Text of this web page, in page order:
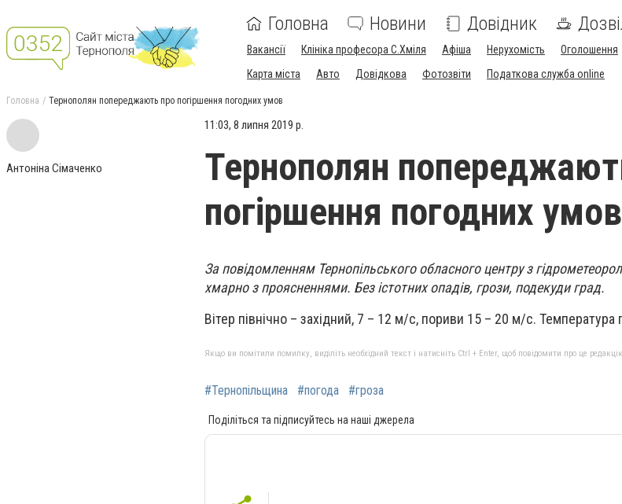
Головна Новини Довідник
Вакансії Клініка професора С.Хміля Афіша Нерухомість Оголошення
Карта міста
Авто Довідкова Фотозвіти Податкова служба online
Головна Тернополян попереджають про погіршення погодних умов
Антоніна Сімаченко
11:03, 8 липня 2019 р.
Тернополян
погіршення погодних умов
За повідомленням Тернопільського обласного центру з
хмарно з проясненнями. Без істотних опадів, грози, подекуди град.
Вітер північно – західний, 7 – 12 м/с, пориви 15 – 20 м/с. Температура
Якщо ви помітили помилку, виділіть необхідний текст і натисніть Ctrl + Enter, щоб повідомити про це
#Тернопільщина #погода #гроза
Поділіться та підписуйтесь на наші джерела